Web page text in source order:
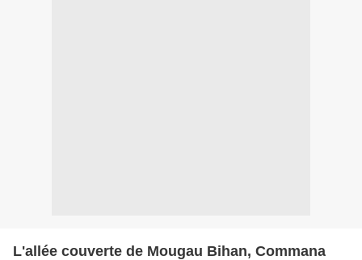
L'allée couverte de Mougau Bihan, Commana